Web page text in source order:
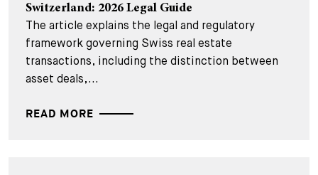
Switzerland: 2026 Legal Guide
The article explains the legal and regulatory
framework governing Swiss real estate
transactions, including the distinction between
asset deals,...
READ MORE